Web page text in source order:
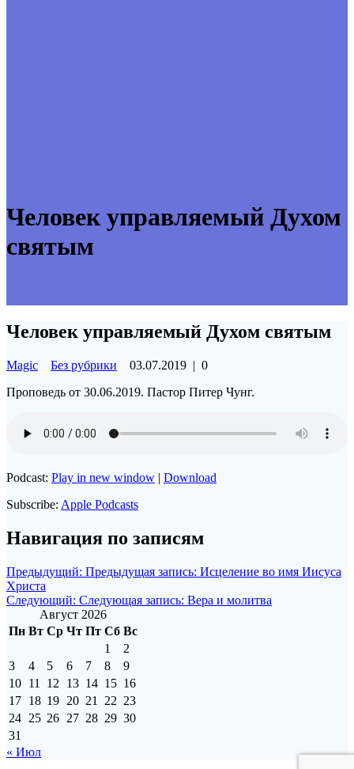
Человек управляемый Духом
святым
Человек управляемый Духом святым
Magic Без рубрики 03.07.2019 | 0
Проповедь от 30.06.2019. Пастор Питер Чунг.
Podcast: Play in new window | Download
Subscribe: Apple Podcasts
Навигация по записям
Предыдущий: Предыдущая запись: Исцеление во имя Иисуса
Христа
Следующий: Следующая запись: Вера и молитва
Август 2026
Пн Вт Ср Чт Пт Сб Вс
1
2
3
4 5 6 7 8
9
10 11 12 13 14 15 16
17 18 19 20 21 22 23
24 25 26 27 28 29 30
31
« Июл